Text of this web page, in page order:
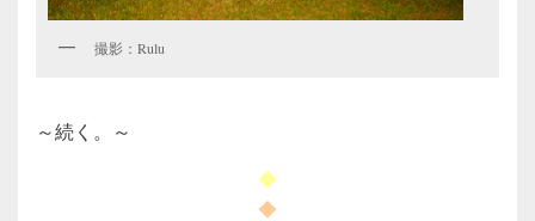
撮影：Rulu
～続く。～
◆
◆